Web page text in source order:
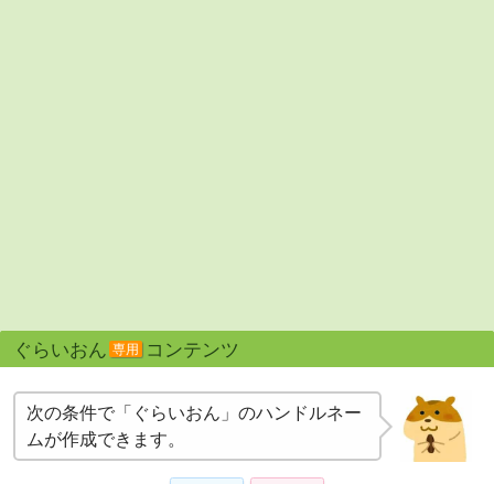
ぐらいおん 専用 コンテンツ
次の条件で「ぐらいおん」のハンドルネー
ムが作成できます。